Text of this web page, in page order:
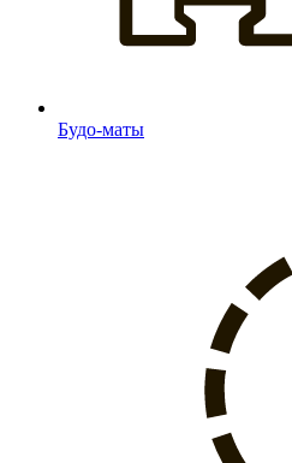
Будо-маты